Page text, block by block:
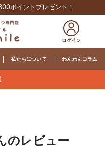
ポイントプレゼント！
私たちについて わんわんコラム
のレビュー